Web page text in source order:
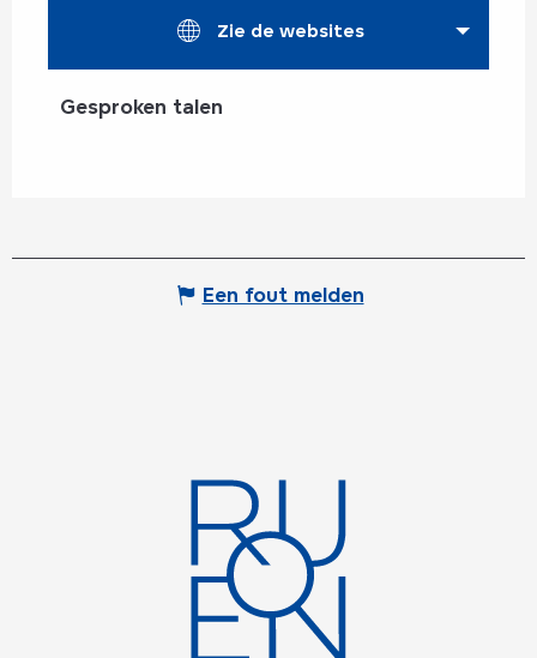
Zie de websites
Gesproken talen
Gesproken talen
Een fout melden